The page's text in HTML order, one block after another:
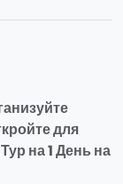
для
на 1 День на